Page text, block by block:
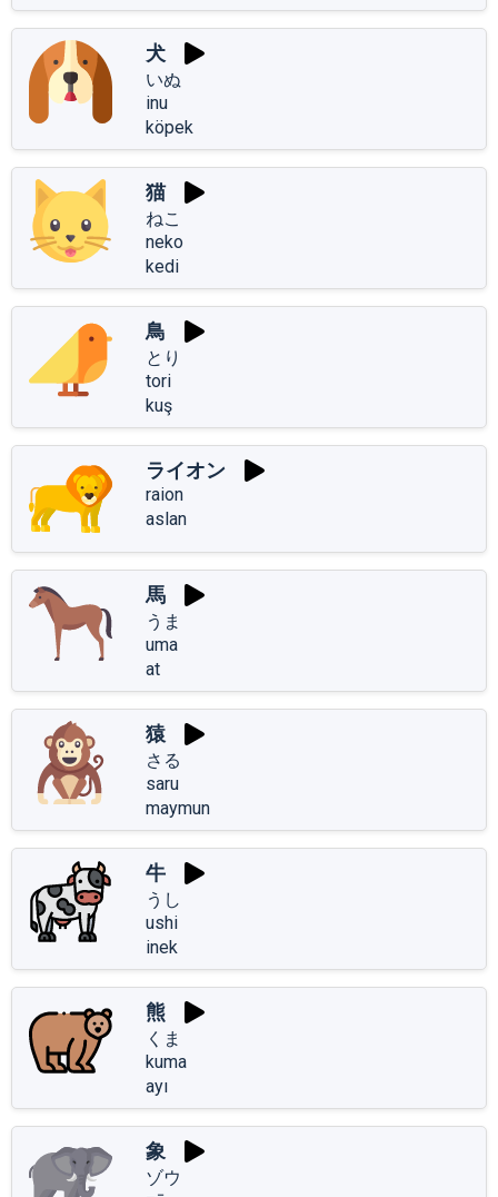
犬
いぬ
inu
köpek
猫
ねこ
neko
kedi
鳥
とり
tori
kuş
ライオン
raion
aslan
馬
うま
uma
at
猿
さる
saru
maymun
牛
うし
ushi
inek
熊
くま
kuma
ayı
象
ゾウ